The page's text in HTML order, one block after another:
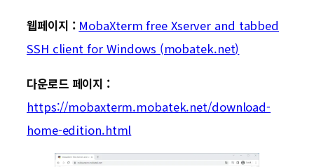
웹페이지 : MobaXterm free Xserver and tabbed
SSH client for Windows (mobatek.net)
다운로드 페이지 :
https://mobaxterm.mobatek.net/download-
home-edition.html